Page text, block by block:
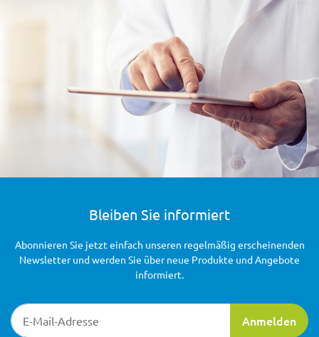
Bleiben Sie informiert
Newsletter-Registrierung
Anmelden
Abonnieren Sie jetzt einfach unseren regelmäßig erscheinenden
Newsletter und werden Sie über neue Produkte und Angebote
informiert.